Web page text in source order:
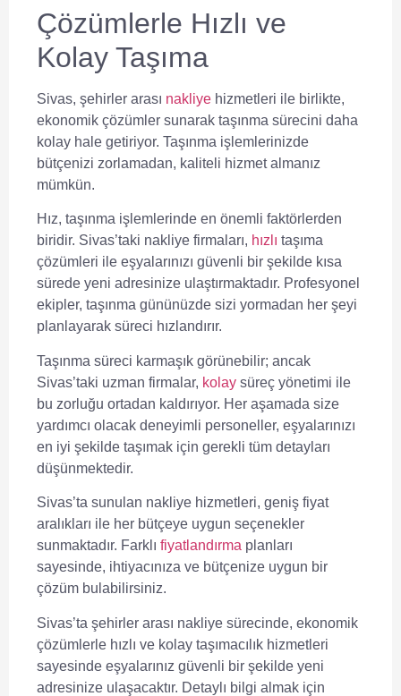
Çözümlerle Hızlı ve
Kolay Taşıma
Sivas, şehirler arası nakliye hizmetleri ile birlikte,
ekonomik çözümler sunarak taşınma sürecini daha
kolay hale getiriyor. Taşınma işlemlerinizde
bütçenizi zorlamadan, kaliteli hizmet almanız
mümkün.
Hız, taşınma işlemlerinde en önemli faktörlerden
biridir. Sivas’taki nakliye firmaları, hızlı taşıma
çözümleri ile eşyalarınızı güvenli bir şekilde kısa
sürede yeni adresinize ulaştırmaktadır. Profesyonel
ekipler, taşınma gününüzde sizi yormadan her şeyi
planlayarak süreci hızlandırır.
Taşınma süreci karmaşık görünebilir; ancak
Sivas’taki uzman firmalar, kolay süreç yönetimi ile
bu zorluğu ortadan kaldırıyor. Her aşamada size
yardımcı olacak deneyimli personeller, eşyalarınızı
en iyi şekilde taşımak için gerekli tüm detayları
düşünmektedir.
Sivas’ta sunulan nakliye hizmetleri, geniş fiyat
aralıkları ile her bütçeye uygun seçenekler
sunmaktadır. Farklı fiyatlandırma planları
sayesinde, ihtiyacınıza ve bütçenize uygun bir
çözüm bulabilirsiniz.
Sivas’ta şehirler arası nakliye sürecinde, ekonomik
çözümlerle hızlı ve kolay taşımacılık hizmetleri
sayesinde eşyalarınız güvenli bir şekilde yeni
adresinize ulaşacaktır. Detaylı bilgi almak için